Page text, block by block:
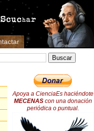
Apoya a CienciaEs haciéndote
MECENAScon una donación
periódica o puntual.